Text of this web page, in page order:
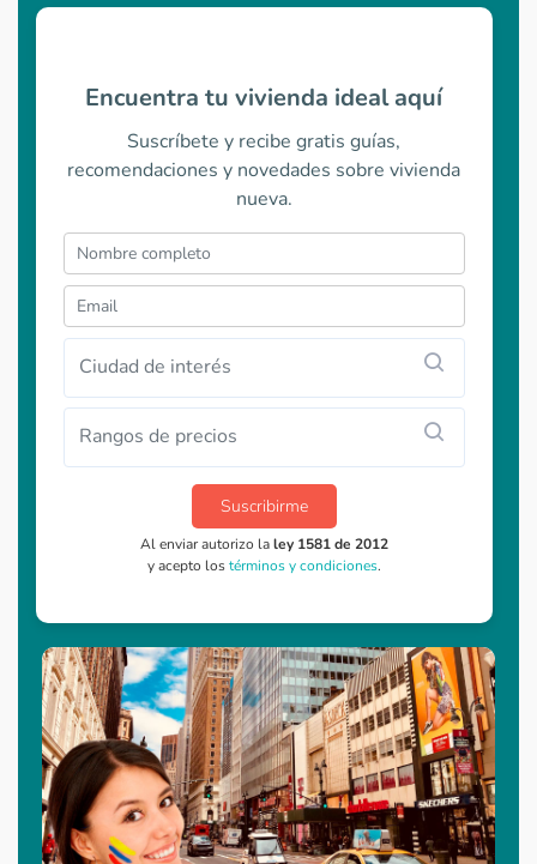
Encuentra tu vivienda ideal aquí
Suscríbete y recibe gratis guías,
recomendaciones y novedades sobre vivienda
nueva.
Ciudad de interés
Rangos de precios
Suscribirme
Al enviar autorizo laley 1581 de 2012
y acepto lostérminos y condiciones.